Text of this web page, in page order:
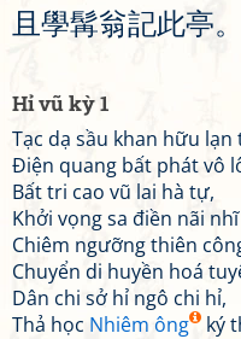
且 學髯翁記此亭。
Hỉ vũ kỳ 1
Tạc dạ sầu khan hữu lạn
Điện quang bất phát vô
Bất tri cao vũ lai hà tự,
Khởi vọng sa điền nãi
Chiêm ngưỡng thiên
Chuyển di huyền hoá
Dân chi sở hỉ ngô chi hỉ,
Thả học Nhiêm ông ký